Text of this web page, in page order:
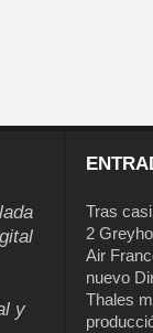
y
Tras
2
Air
nuevo
Thales